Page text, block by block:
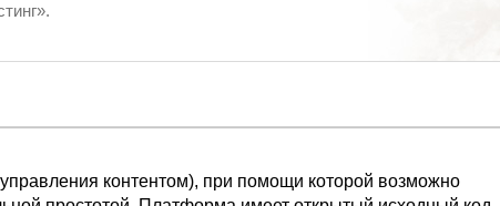
контентом), при помощи которой возможно